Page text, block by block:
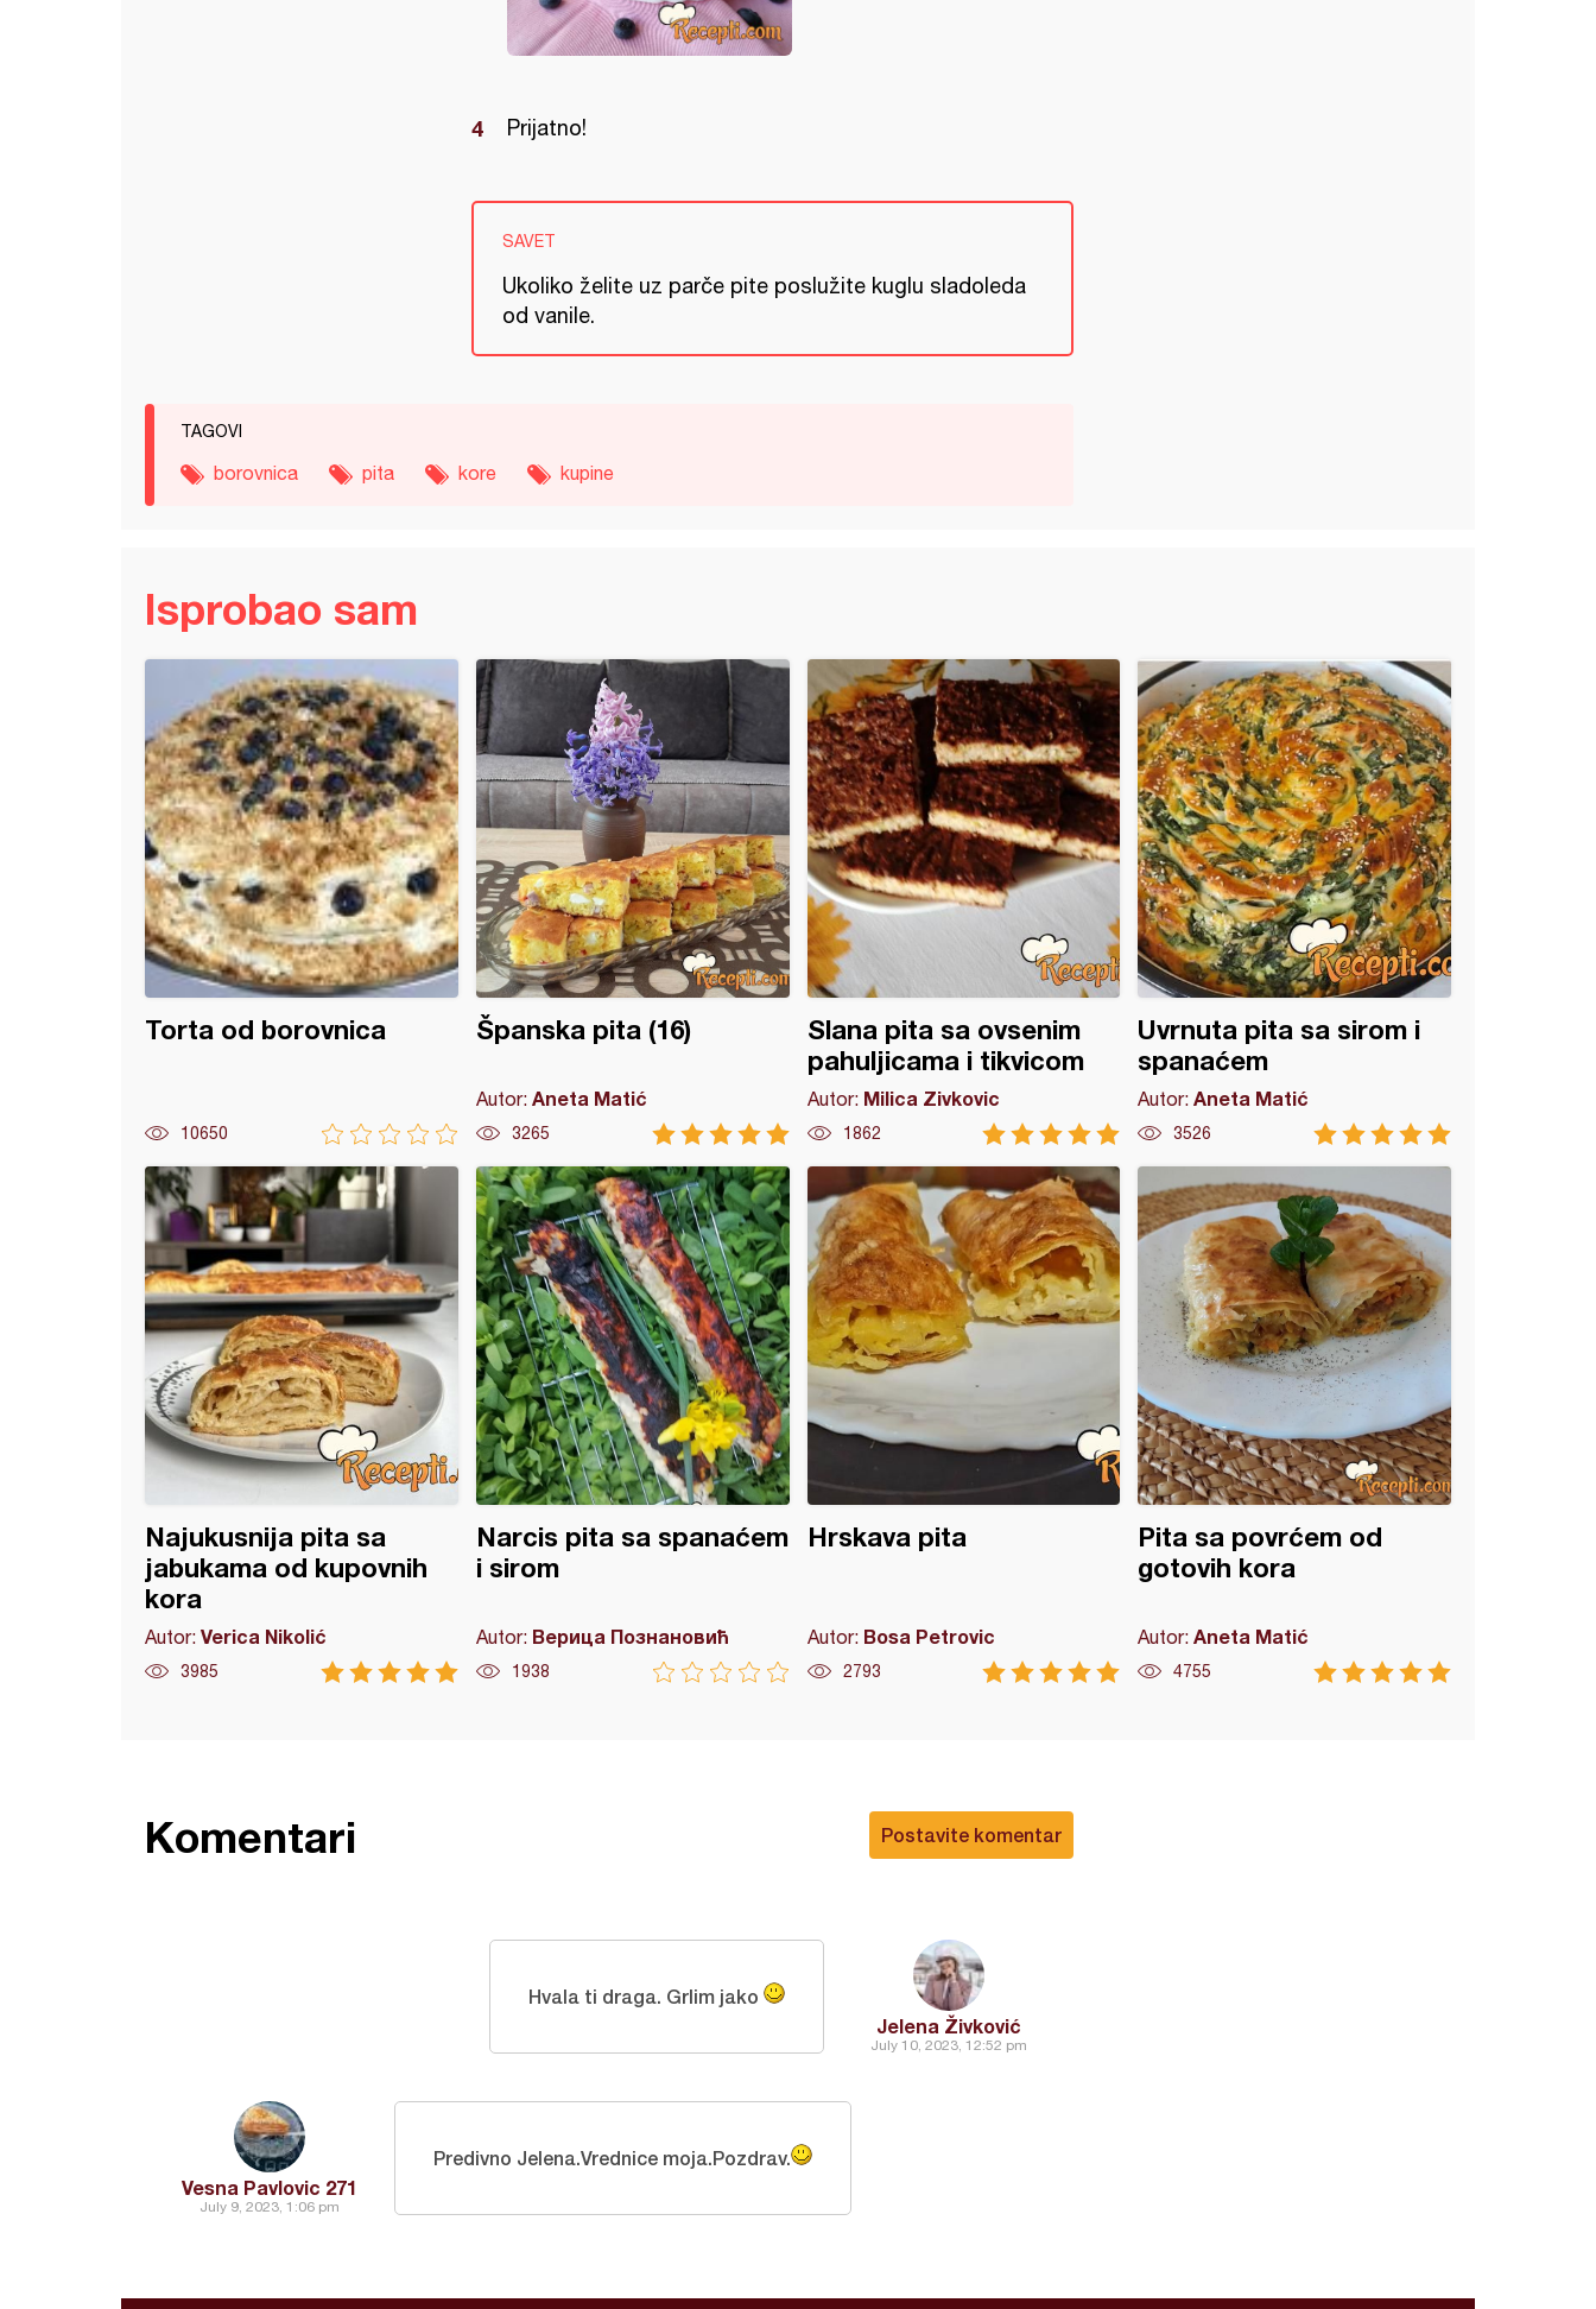
Prijatno!
SAVET
Ukoliko želite uz parče pite poslužite kuglu sladoleda
od vanile.
TAGOVI
borovnica pita kore kupine
Isprobao sam
Torta od borovnica
10650
Španska pita (16)
Autor: Aneta Matić
3265
Slana pita sa ovsenim
pahuljicama i tikvicom
Autor: Milica Zivkovic
1862
Uvrnuta pita sa sirom i
spanaćem
Autor:Aneta Matić
3526
Najukusnija pita sa
jabukama od kupovnih
kora
Autor: Verica Nikolić
3985
Narcis pita sa spanaćem
i sirom
Autor: Верица Познановић
1938
Hrskava pita
Autor: Bosa Petrovic
2793
Pita sa povrćem od
gotovih kora
Autor:Aneta Matić
4755
povrćem od gotovih kora
Postavite komentar
Komentari
Jelena Živković
July 10, 2023, 12:52 pm
Hvala ti draga. Grlim jako
Vesna Pavlovic 271
July 9, 2023, 1:06 pm
Predivno Jelena.Vrednice moja.Pozdrav.